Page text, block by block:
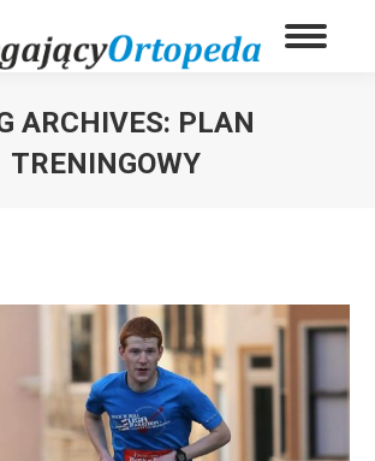
ARCHIVES: PLAN
TRENINGOWY